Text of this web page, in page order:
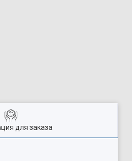
для заказа